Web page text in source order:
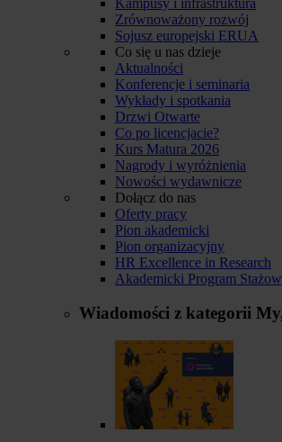
Zrównoważony rozwój
Sojusz europejski ERUA
Co się u nas dzieje
Aktualności
Konferencje i seminaria
Wykłady i spotkania
Drzwi Otwarte
Co po licencjacie?
Kurs Matura 2026
Nagrody i wyróżnienia
Nowości wydawnicze
Dołącz do nas
Oferty pracy
Pion akademicki
Pion organizacyjny
HR Excellence in Research
Akademicki Program
Wiadomości z kategorii